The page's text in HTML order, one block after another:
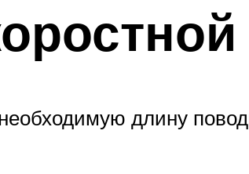
длину